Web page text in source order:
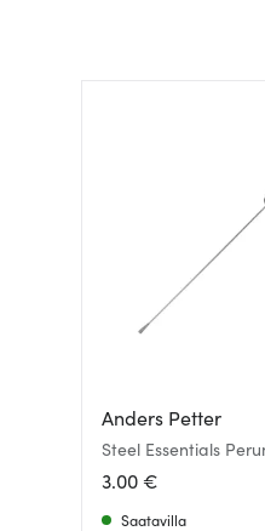
Anders Petter
Steel Essentials
cm Teräs/Musta
3.00 €
Saatavilla